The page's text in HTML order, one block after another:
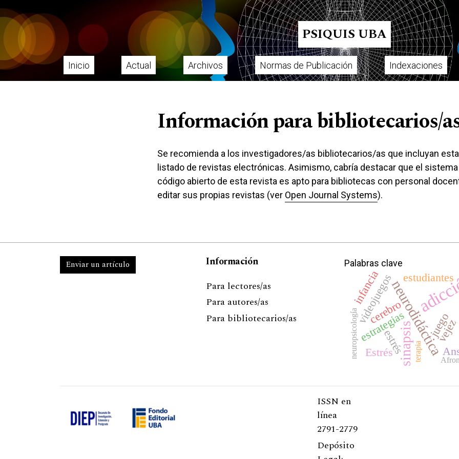
Ir al menú de navegación principal
Ir al contenido principal
Ir al pie de página del sitio
PSIQUIS UBA
Menú principal
Inicio Actual Archivos Normas de Publicación Indexaciones
Información para bibliotecarios/
Se recomienda a los investigadores/as bibliotecarios/as que incluyan
listado de revistas electrónicas. Asimismo, cabría destacar que el
código abierto de esta revista es apto para bibliotecas con personal
editar sus propias revistas (ver Open Journal Systems).
Enviar un artículo
Información
Para lectores/as
Para autores/as
Para bibliotecarios/as
Palabras clave
sinapsis
neurodidáctica
estudiantes
juego
estrategias
videojuegos
estrés
Estrés
vejez
infancia
cerebro
neuropsicología terapia
ISSN en
línea
2791-2779
Depósito